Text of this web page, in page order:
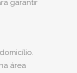
garantir
área